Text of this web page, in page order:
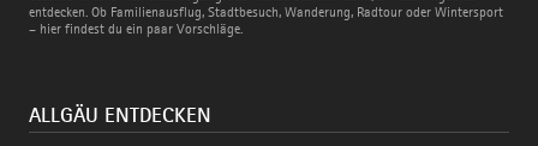
entdecken. Ob Familienausflug, Stadtbesuch, Wanderung, Radtour oder Wintersport
– hier findest du ein paar Vorschläge.
Bahn
ALLGÄU ENTDECKEN